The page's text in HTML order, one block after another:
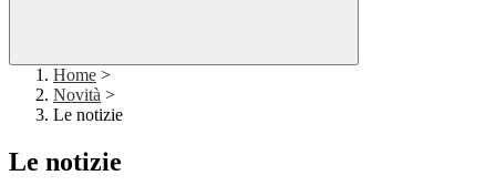
Home >
Novità >
Le notizie
Le notizie